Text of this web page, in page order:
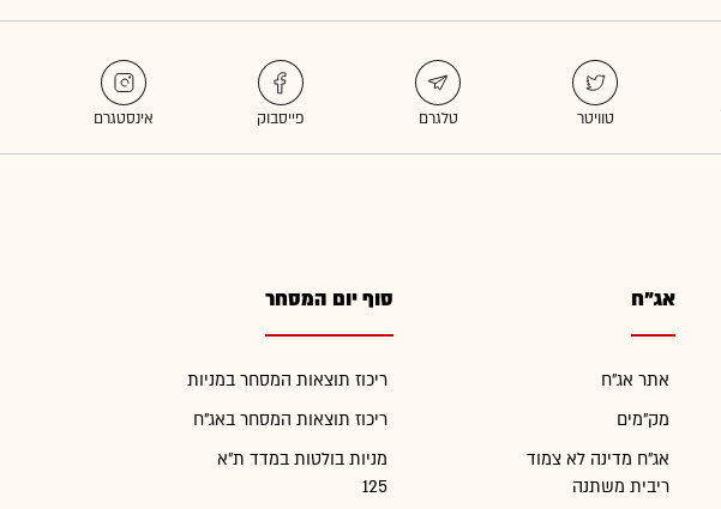
אג"ח
אתר אג"ח
מק"מים
אג"ח מדינה לא צמוד
ריבית משתנה
סוף יום המסחר
ריכוז תוצאות המסחר במניות
ריכוז תוצאות המסחר באג"ח
מניות בולטות במדד ת"א
125